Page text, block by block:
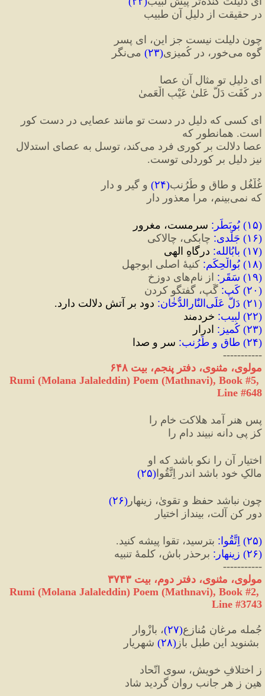
در حقیقت از دلیلِ آن طبیب
چون دلیلت نیست جز این، ای پسر
گوه می‌خور، در کُمیزی
(۲۳) می‌نگر
ای دلیلِ تو مثالِ آن عصا
در کَفَت دَلَّ عَلیٰ عَیْبِ الْعَمیٰ
است. همانطور که
نیز دلیل بر کوردلی توست.
غُلْغُل و طاق و طُرُنب(۲۴) و گیر و دار
که نمی‌بینم، مرا معذور دار
(۱۵) بُوبَطَر : سرمست، مغرور
(۱۶) جَلْدی: چابکی، چالاکی
(۱۷) بابُ‎الله : درگاهِ الهی
(۱۸) بُوالْحِکَم: کنیهٔ اصلی ابوجهل
(۱۹) سَقَر : از نام‌های دوزخ
( ۲۰) کَپ: گَپ، گفتگو کردن
(۲۱) دَلَّ عَلَی‏‌النّٰارِالدُّخٰان : دود بر آتش دلالت دارد.
(۲۲) لبیب: خردمند
(۲۳) کُمیز : ادرار
(۲۴) طاق و طُرُنب: سر و صدا
-----------
مولوی، مثنوی، دفتر پنجم، بیت ۶۴٨
Rumi (Molana Jalaleddin) Poem (Mathnavi), Book #5,
Line #648
پس هنر آمد هلاکت خام را
کز پیِ دانه نبیند دام را
اختیار آن را نکو باشد که او
مالکِ خود باشد اندر اِتَّقُوا(۲۵)
چون نباشد حفظ و تقویٰ، زینهار (۲۶)
دور کن آلت، بینداز اختیار
(۲۵) اِتَّقُوا: بترسید، تقوا پیشه کنید.
(۲۶) زینهار : برحذر باش، کلمۀ تنبیه
-----------
مولوی، مثنوی، دفتر دوم، بیت ۳۷۴۳
Rumi (Molana Jalaleddin) Poem (Mathnavi), Book #2,
Line #3743
جُمله مرغانِ مُنازع(۲۷)، بازْوار
بشنوید این طبلِ بازِ (۲۸) شهریار
ز اختلافِ خویش، سویِ اتّحاد
هین زِ هر جانب روان گردید شاد